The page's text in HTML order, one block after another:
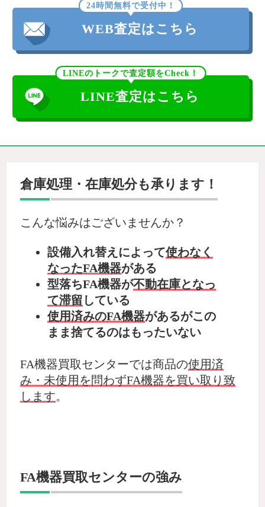
24時間無料で受付中！
WEB査定はこちら
LINEのトークで査定額をCheck！
LINE査定はこちら
倉庫処理・在庫処分も承ります！
こんな悩みはございませんか？
設備入れ替えによって使わなく
なったFA機器がある
型落ちFA機器が不動在庫となっ
て滞留 している
使用済みのFA機器があるがこの
まま捨てるのはもったいない
FA機器買取センターでは商品の使用済
み・未使用を問わずFA機器を買い取り致
します。
FA機器買取センターの強み